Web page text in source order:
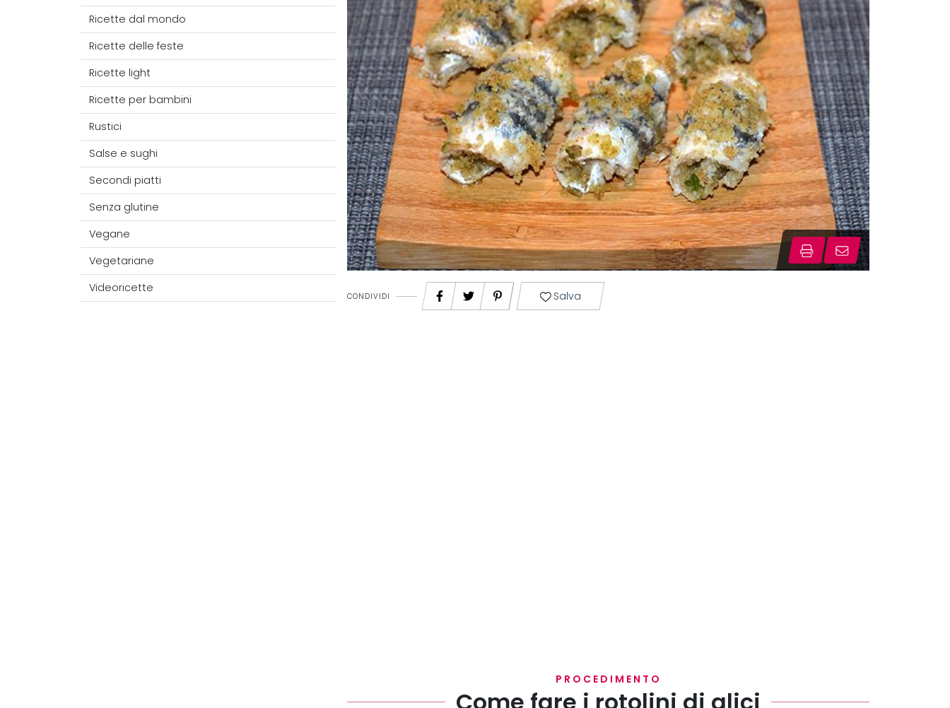
Ricette dal mondo
Ricette delle feste
Ricette light
Ricette per bambini
Rustici
Salse e sughi
Secondi piatti
Senza glutine
Vegane
Vegetariane
Videoricette
CONDIVIDI Salva
PROCEDIMENTO